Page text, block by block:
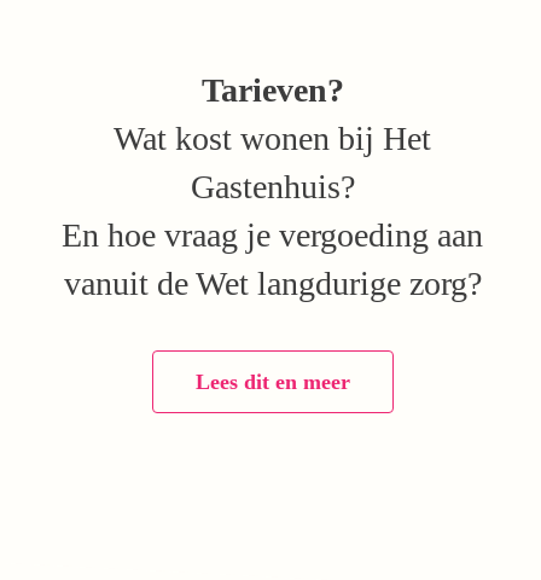
Tarieven?
Wat kost wonen bij Het
Gastenhuis?
En hoe vraag je vergoeding aan
vanuit de Wet langdurige zorg?
Lees dit en meer